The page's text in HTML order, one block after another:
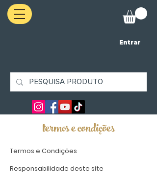
Entrar
termos e condições
Termos e Condições
Responsabilidade deste site